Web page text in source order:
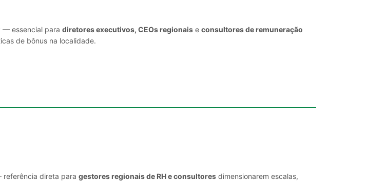
— essencial para diretores executivos, CEOs regionais e consultores de remuneração
de bônus na localidade.
referência direta para gestores regionais de RH e consultores dimensionarem escalas,